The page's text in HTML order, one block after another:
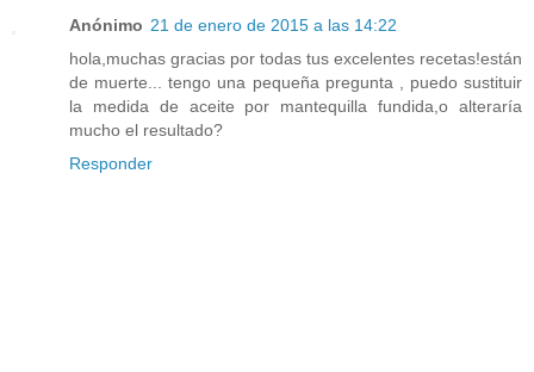
Anónimo 21 de enero de 2015 a las 14:22
hola,muchas gracias por todas tus excelentes recetas!están
de muerte... tengo una pequeña pregunta , puedo sustituir
la medida de aceite por mantequilla fundida,o alteraría
mucho el resultado?
Responder